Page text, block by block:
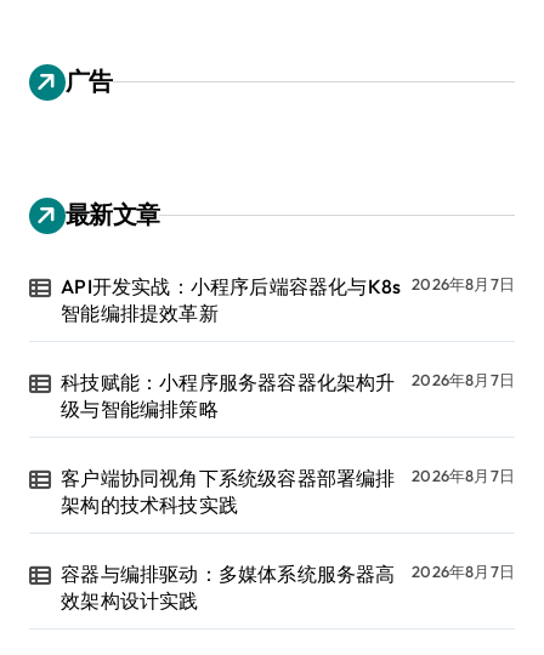
广告
最新文章
API开发实战：小程序后端容器化与K8s
智能编排提效革新
2026年8月7日
科技赋能：小程序服务器容器化架构升
级与智能编排策略
2026年8月7日
客户端协同视角下系统级容器部署编排
架构的技术科技实践
2026年8月7日
容器与编排驱动：多媒体系统服务器高
效架构设计实践
2026年8月7日